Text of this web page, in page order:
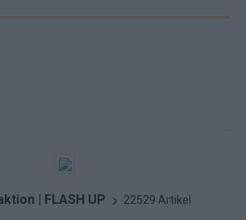
| FLASH UP 22529 Artikel